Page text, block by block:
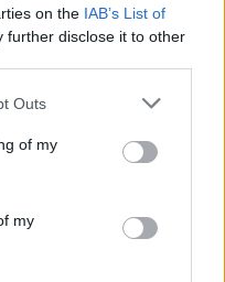
on the IAB’s List of
further disclose it to other
Outs
of my
my
4 latka jest
a teraz niektóre mają
skierowanie ...